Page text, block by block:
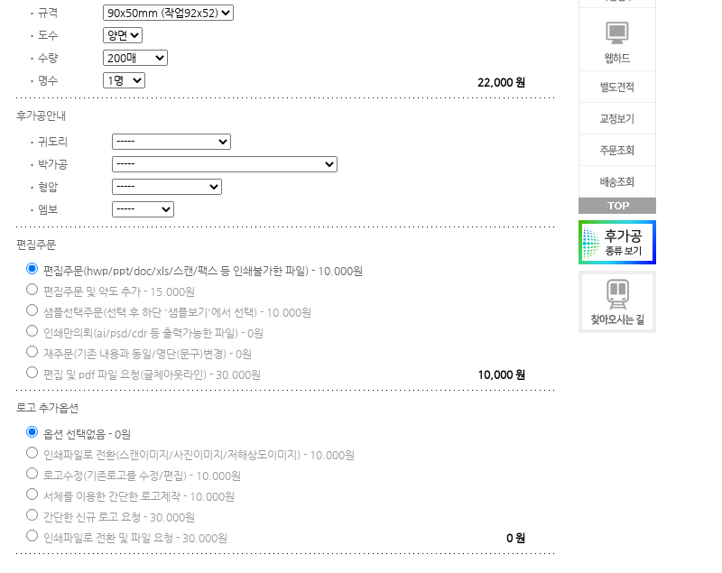
규격
도수
수량
명수
22,000 원
후가공안내
귀도리
박가공
형압
엠보
편집주문
편집주문(hwp/ppt/doc/xls/스캔/팩스 등 인쇄불가한 파일) - 10.000원
편집주문 및 약도 추가 - 15.000원
샘플선택주문(선택 후 하단 '샘플보기'에서 선택) - 10.000원
인쇄만의뢰(ai/psd/cdr 등 출력가능한 파일) - 0원
재주문(기존 내용과 동일/명단(문구)변경) - 0원
편집 및 pdf 파일 요청(글체아웃라인) - 30.000원
10,000 원
로고 추가옵션
옵션 선택없음 - 0원
인쇄파일로 전환(스캔이미지/사진이미지/저해상도이미지) - 10.000원
로고수정(기존로고를 수정/편집) - 10.000원
서체를 이용한 간단한 로고제작 - 10.000원
간단한 신규 로고 요청 - 30.000원
인쇄파일로 전환 및 파일 요청 - 30.000원
0 원